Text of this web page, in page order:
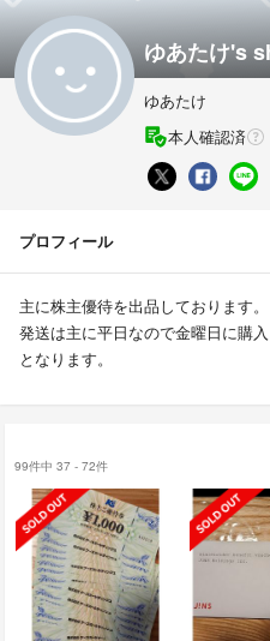
ゆあたけ's
ゆあたけ
本人確認済
プロフィール
主に株主優待を出品しております。
発送は主に平日なので金曜日に購
となります。
99件中 37 - 72件